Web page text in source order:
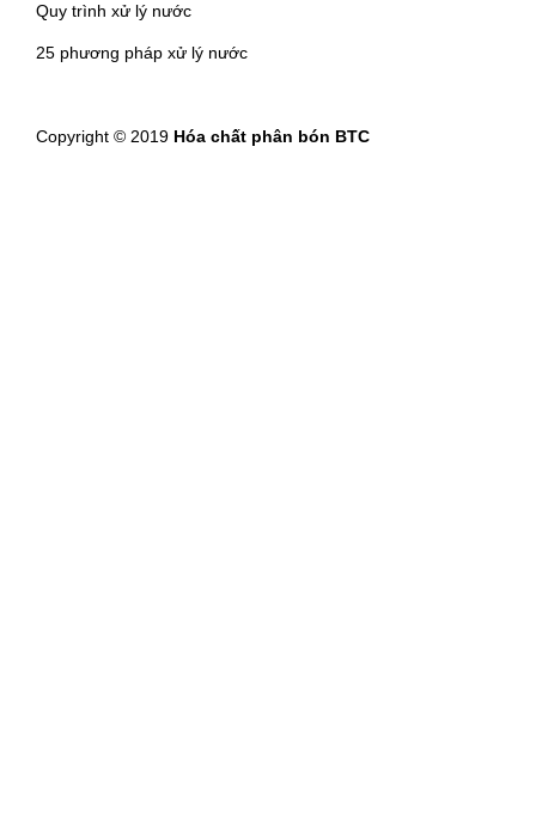
Quy trình xử lý nước
25 phương pháp xử lý nước
Copyright © 2019 Hóa chất phân bón BTC